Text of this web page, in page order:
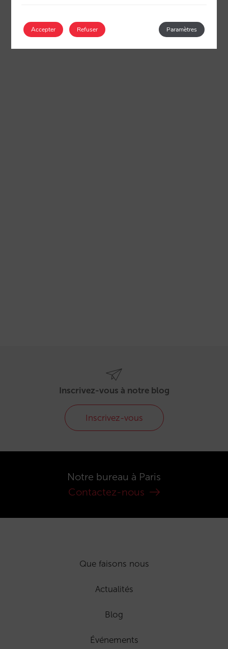
Inscrivez-vous à notre blog
Inscrivez-vous
Notre bureau à Paris
Contactez-nous
Que faisons nous
Actualités
Blog
Événements
Accepter Paramètres
Refuser